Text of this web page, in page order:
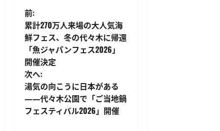
投
稿
ナ
ビ
ゲ
ー
前:
累計270万人来場の大人気海
鮮フェス、冬の代々木に帰還
「魚ジャパンフェス2026」
開催決定
次へ:
湯気の向こうに日本がある
――代々木公園で「ご当地鍋
フェスティバル2026」開催